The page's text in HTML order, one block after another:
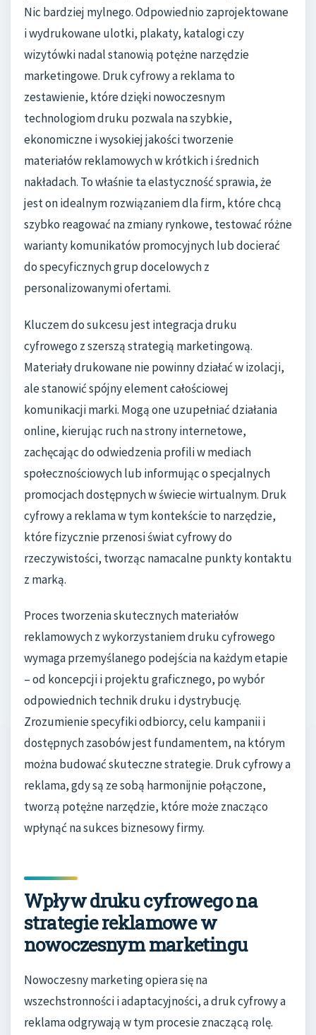
Nic bardziej mylnego. Odpowiednio zaprojektowane
i wydrukowane ulotki, plakaty, katalogi czy
wizytówki nadal stanowią potężne narzędzie
marketingowe. Druk cyfrowy a reklama to
zestawienie, które dzięki nowoczesnym
technologiom druku pozwala na szybkie,
ekonomiczne i wysokiej jakości tworzenie
materiałów reklamowych w krótkich i średnich
nakładach. To właśnie ta elastyczność sprawia, że
jest on idealnym rozwiązaniem dla firm, które chcą
szybko reagować na zmiany rynkowe, testować różne
warianty komunikatów promocyjnych lub docierać
do specyficznych grup docelowych z
personalizowanymi ofertami.
Kluczem do sukcesu jest integracja druku
cyfrowego z szerszą strategią marketingową.
Materiały drukowane nie powinny działać w izolacji,
ale stanowić spójny element całościowej
komunikacji marki. Mogą one uzupełniać działania
online, kierując ruch na strony internetowe,
zachęcając do odwiedzenia profili w mediach
społecznościowych lub informując o specjalnych
promocjach dostępnych w świecie wirtualnym. Druk
cyfrowy a reklama w tym kontekście to narzędzie,
które fizycznie przenosi świat cyfrowy do
rzeczywistości, tworząc namacalne punkty kontaktu
z marką.
Proces tworzenia skutecznych materiałów
reklamowych z wykorzystaniem druku cyfrowego
wymaga przemyślanego podejścia na każdym etapie
– od koncepcji i projektu graficznego, po wybór
odpowiednich technik druku i dystrybucję.
Zrozumienie specyfiki odbiorcy, celu kampanii i
dostępnych zasobów jest fundamentem, na którym
można budować skuteczne strategie. Druk cyfrowy a
reklama, gdy są ze sobą harmonijnie połączone,
tworzą potężne narzędzie, które może znacząco
wpłynąć na sukces biznesowy firmy.
Wpływ druku cyfrowego na
strategie reklamowe w
nowoczesnym marketingu
Nowoczesny marketing opiera się na
wszechstronności i adaptacyjności, a druk cyfrowy a
reklama odgrywają w tym procesie znaczącą rolę.